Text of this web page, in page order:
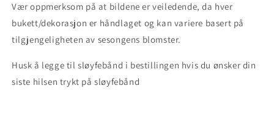
Vær oppmerksom på at bildene er veiledende, da hver
bukett/dekorasjon er håndlaget og kan variere basert på
tilgjengeligheten av sesongens blomster.
Husk å legge til sløyfebånd i bestillingen hvis du ønsker din
siste hilsen trykt på sløyfebånd